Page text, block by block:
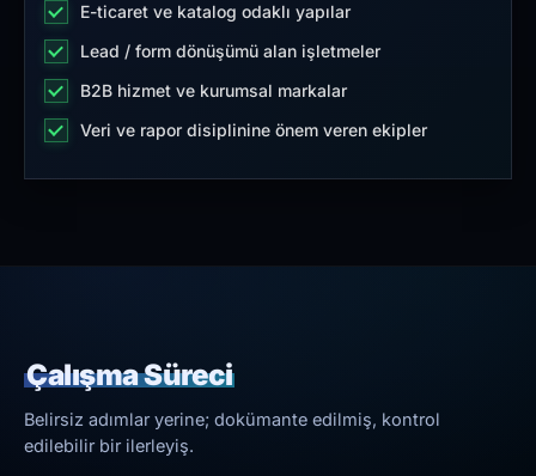
E-ticaret ve katalog odaklı yapılar
Lead / form dönüşümü alan işletmeler
B2B hizmet ve kurumsal markalar
Veri ve rapor disiplinine önem veren ekipler
Çalışma Süreci
Belirsiz adımlar yerine; dokümante edilmiş, kontrol
edilebilir bir ilerleyiş.